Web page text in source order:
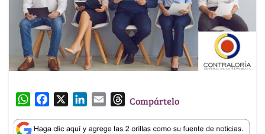
W
a
c
n
a
T
r
Compártelo